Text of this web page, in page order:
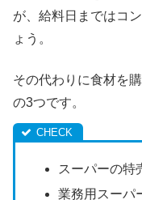
が、給料日まではコ
ょう。
その代わりに食材を
の3つです。
スーパーの特
業務用スーパ